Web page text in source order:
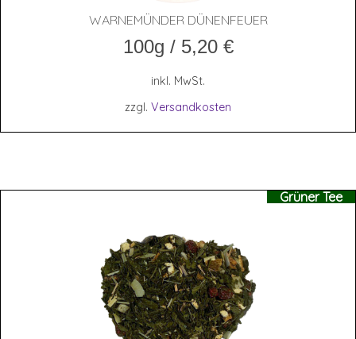
WAR­NE­MÜN­DER DÜNENFEUER
100g / 5,20 €
inkl. MwSt.
zzgl. Versandkosten
Grüner Tee